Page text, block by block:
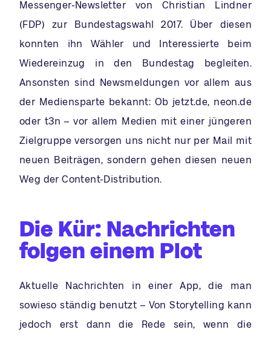
Messenger-Newsletter von Christian Lindner
(FDP) zur Bundestagswahl 2017. Über diesen
konnten ihn Wähler und Interessierte beim
Wiedereinzug in den Bundestag begleiten.
Ansonsten sind Newsmeldungen vor allem aus
der Mediensparte bekannt: Ob jetzt.de, neon.de
oder t3n – vor allem Medien mit einer jüngeren
Zielgruppe versorgen uns nicht nur per Mail mit
neuen Beiträgen, sondern gehen diesen neuen
Weg der Content-Distribution.
Die Kür: Nachrichten
folgen einem Plot
Aktuelle Nachrichten in einer App, die man
sowieso ständig benutzt – Von Storytelling kann
jedoch erst dann die Rede sein, wenn die